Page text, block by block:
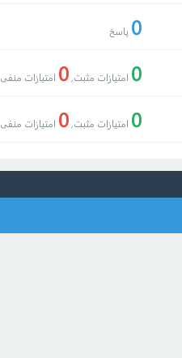
0 پاسخ
0 امتیازات مثبت,0 امتیازات منفی
0 امتیازات مثبت,0 امتیازات منفی